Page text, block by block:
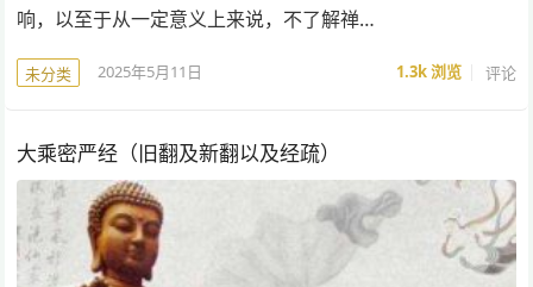
响，以至于从一定意义上来说，不了解禅…
未分类 2025年5月11日 1.3k浏览 评论
大乘密严经（旧翻及新翻以及经疏）